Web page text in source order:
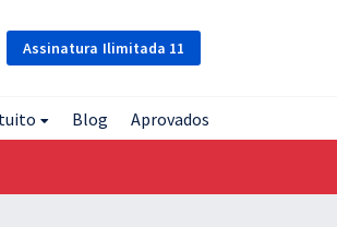
Assinatura Ilimitada 11
Blog Aprovados